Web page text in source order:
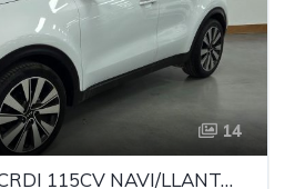
14
KIA SPORTAGE 1.7CRDI 115CV NAVI/LLANTA19"/XENON